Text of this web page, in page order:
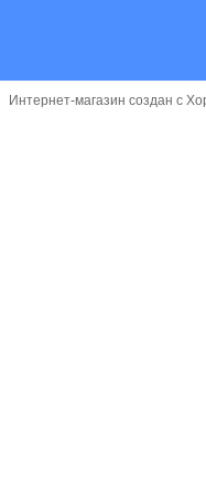
Интернет-магазин создан с